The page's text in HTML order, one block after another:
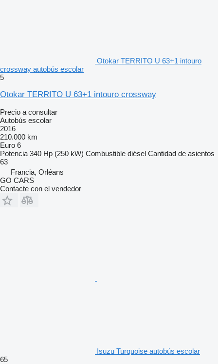
Otokar TERRITO U 63+1 intouro
crossway autobús escolar
5
Otokar TERRITO U 63+1 intouro crossway
Precio a consultar
Autobús escolar
2016
210.000 km
Euro 6
Potencia 340 Hp (250 kW) Combustible diésel Cantidad de asientos
63
Francia, Orléans
GO CARS
Contacte con el vendedor
Isuzu Turquoise autobús escolar
65